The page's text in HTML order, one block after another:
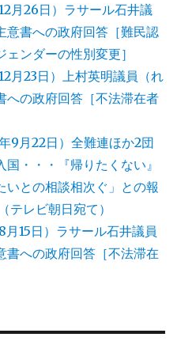
月26日）ラサール石井議
意書への政府回答［難民認
ンダーの性別変更］
月23日）上村英明議員（れ
への政府回答［不法滞在者
9月22日）全難連ほか2団
・・・『帰りたくない』
いとの相談相次ぐ」との報
テレビ朝日宛て）
15日）ラサール石井議員
書への政府回答［不法滞在